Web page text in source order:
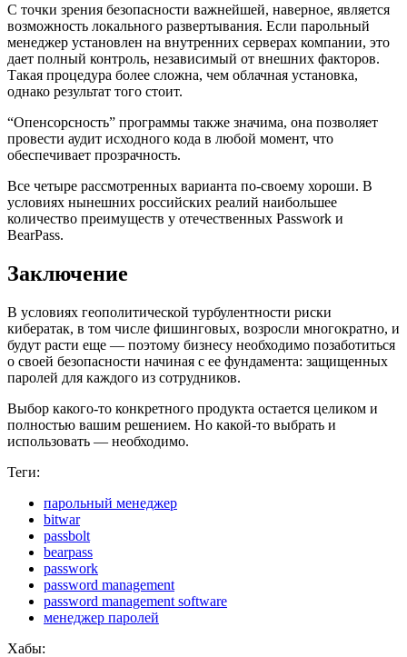
С точки зрения безопасности важнейшей, наверное, является
возможность локального развертывания. Если парольный
менеджер установлен на внутренних серверах компании, это
дает полный контроль, независимый от внешних факторов.
Такая процедура более сложна, чем облачная установка,
однако результат того стоит.
“Опенсорсность” программы также значима, она позволяет
провести аудит исходного кода в любой момент, что
обеспечивает прозрачность.
Все четыре рассмотренных варианта по-своему хороши. В
условиях нынешних российских реалий наибольшее
количество преимуществ у отечественных Passwork и
BearPass.
Заключение
В условиях геополитической турбулентности риски
кибератак, в том числе фишинговых, возросли многократно, и
будут расти еще — поэтому бизнесу необходимо позаботиться
о своей безопасности начиная с ее фундамента: защищенных
паролей для каждого из сотрудников.
Выбор какого-то конкретного продукта остается целиком и
полностью вашим решением. Но какой-то выбрать и
использовать — необходимо.
Теги:
парольный менеджер
bitwar
passbolt
bearpass
passwork
password management
password management software
менеджер паролей
Хабы: